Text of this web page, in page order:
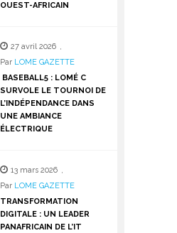
OUEST-AFRICAIN
27 avril 2026 ,
Par LOME GAZETTE
BASEBALL5 : LOMÉ C
SURVOLE LE TOURNOI DE
L’INDÉPENDANCE DANS
UNE AMBIANCE
ÉLECTRIQUE
13 mars 2026 ,
Par LOME GAZETTE
TRANSFORMATION
DIGITALE : UN LEADER
PANAFRICAIN DE L’IT